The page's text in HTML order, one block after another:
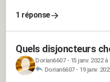
1 réponse
Quels disjoncteurs
Dorian6607- 15 janv. 2022 à
Dorian6607- 19 janv.